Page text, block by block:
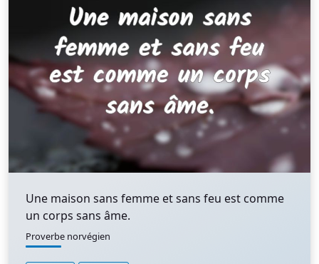
Une maison sans femme et sans feu est comme
un corps sans âme.
Proverbe norvégien